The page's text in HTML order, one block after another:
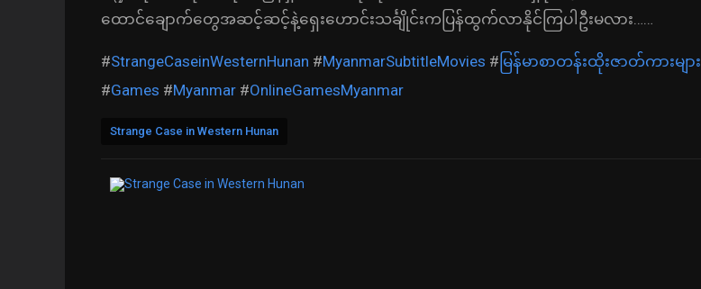
ထောင်ချောက်တွေအဆင့်ဆင့်နဲ့ရှေးဟောင်းသင်္ချိုင်းကပြန်ထွက်လာနိုင်ကြပါဦးမလား……
#StrangeCaseinWesternHunan #MyanmarSubtitleMovies # မြန်မာစာတန်းထိုးဇာတ်ကားများ
#Games #Myanmar #OnlineGamesMyanmar
Strange Case in Western Hunan